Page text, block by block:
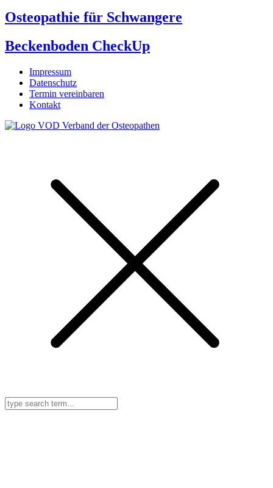
Osteopathie für Schwangere
Beckenboden CheckUp
Impressum
Datenschutz
Termin vereinbaren
Kontakt